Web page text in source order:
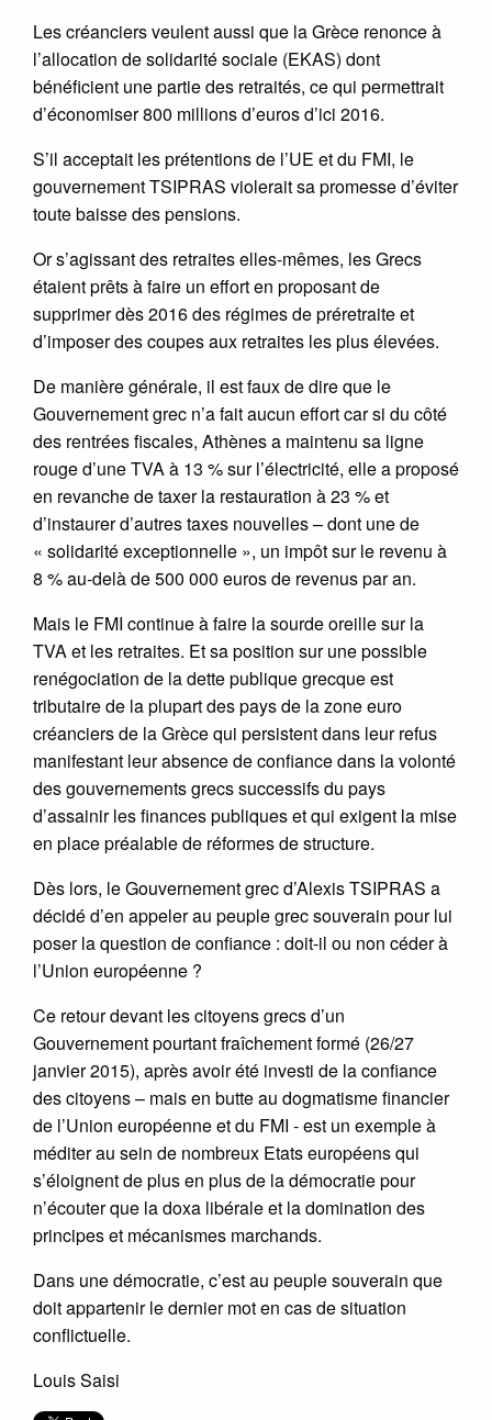
Les créanciers veulent aussi que la Grèce renonce à
l’allocation de solidarité sociale (EKAS) dont
bénéficient une partie des retraités, ce qui permettrait
d’économiser 800 millions d’euros d’ici 2016.
S’il acceptait les prétentions de l’UE et du FMI, le
gouvernement TSIPRAS violerait sa promesse d’éviter
toute baisse des pensions.
Or s’agissant des retraites elles-mêmes, les Grecs
étaient prêts à faire un effort en proposant de
supprimer dès 2016 des régimes de préretraite et
d’imposer des coupes aux retraites les plus élevées.
De manière générale, il est faux de dire que le
Gouvernement grec n’a fait aucun effort car si du côté
des rentrées fiscales, Athènes a maintenu sa ligne
rouge d’une TVA à 13 % sur l’électricité, elle a proposé
en revanche de taxer la restauration à 23 % et
d’instaurer d’autres taxes nouvelles – dont une de
« solidarité exceptionnelle », un impôt sur le revenu à
8 % au-delà de 500 000 euros de revenus par an.
Mais le FMI continue à faire la sourde oreille sur la
TVA et les retraites. Et sa position sur une possible
renégociation de la dette publique grecque est
tributaire de la plupart des pays de la zone euro
créanciers de la Grèce qui persistent dans leur refus
manifestant leur absence de confiance dans la volonté
des gouvernements grecs successifs du pays
d’assainir les finances publiques et qui exigent la mise
en place préalable de réformes de structure.
Dès lors, le Gouvernement grec d’Alexis TSIPRAS a
décidé d’en appeler au peuple grec souverain pour lui
poser la question de confiance : doit-il ou non céder à
l’Union européenne ?
Ce retour devant les citoyens grecs d’un
Gouvernement pourtant fraîchement formé (26/27
janvier 2015), après avoir été investi de la confiance
des citoyens – mais en butte au dogmatisme financier
de l’Union européenne et du FMI - est un exemple à
méditer au sein de nombreux Etats européens qui
s’éloignent de plus en plus de la démocratie pour
n’écouter que la doxa libérale et la domination des
principes et mécanismes marchands.
Dans une démocratie, c’est au peuple souverain que
doit appartenir le dernier mot en cas de situation
conflictuelle.
Louis Saisi